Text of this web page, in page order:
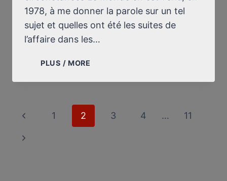
1978, à me donner la parole sur un tel
sujet et quelles ont été les suites de
l’affaire dans les…
PLUS / MORE
DÉCEMBRE
LE
MONDE
Page
navigation
Previous
Page
1 2 3 4 … 11
Next